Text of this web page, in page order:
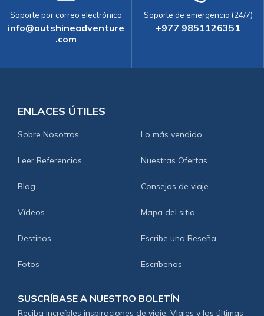
Soporte por correo electrónico
info@outshineadventure
.com
Soporte de emergencia (24/7)
+977 9851126351
ENLACES ÚTILES
Sobre Nosotros Lo más vendido
Leer Referencias Nuestras Ofertas
Blog Consejos de viaje
Vídeos Mapa del sitio
Destinos Escribe una Reseña
Fotos Escríbenos
SUSCRÍBASE A NUESTRO BOLETÍN
Reciba increíbles inspiraciones de viaje. Viajes y las últimas